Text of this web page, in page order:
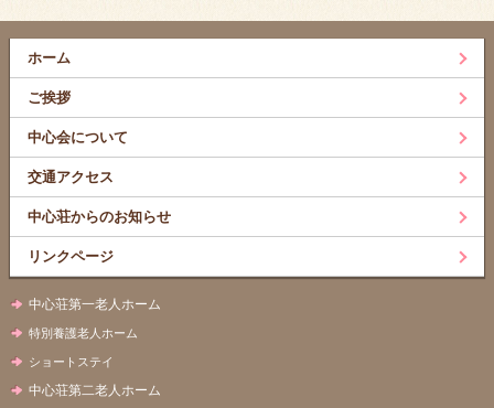
ホーム
ご挨拶
中心会について
交通アクセス
中心荘からのお知らせ
リンクページ
中心荘第一老人ホーム
特別養護老人ホーム
ショートステイ
中心荘第二老人ホーム